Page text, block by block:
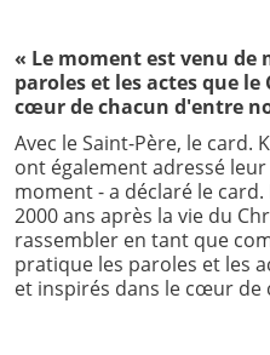
« Le moment est venu de
paroles et les actes que
cœur de chacun d'entre
Avec le Saint-Père, le card.
ont également adressé
moment - a déclaré le
2000 ans après la vie du
rassembler en tant que
pratique les paroles et les
et inspirés dans le cœur de